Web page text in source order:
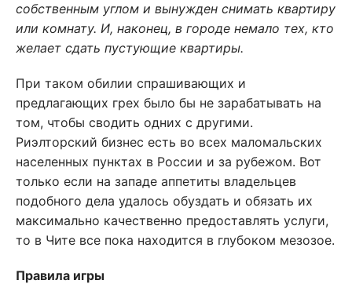
собственным углом и вынужден снимать квартиру
или комнату. И, наконец, в городе немало тех, кто
желает сдать пустующие квартиры.
При таком обилии спрашивающих и
предлагающих грех было бы не зарабатывать на
том, чтобы сводить одних с другими.
Риэлторский бизнес есть во всех маломальских
населенных пунктах в России и за рубежом. Вот
только если на западе аппетиты владельцев
подобного дела удалось обуздать и обязать их
максимально качественно предоставлять услуги,
то в Чите все пока находится в глубоком мезозое.
Правила игры